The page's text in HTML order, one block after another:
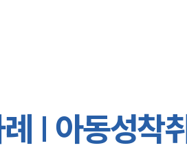
| 아동성착